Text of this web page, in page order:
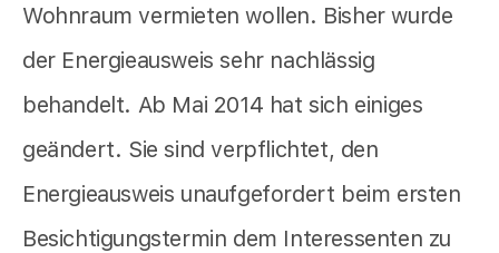
Wohnraum vermieten wollen. Bisher wurde
der Energieausweis sehr nachlässig
behandelt. Ab Mai 2014 hat sich einiges
geändert. Sie sind verpflichtet, den
Energieausweis unaufgefordert beim ersten
Besichtigungstermin dem Interessenten zu